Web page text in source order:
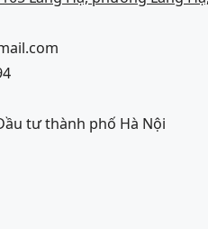
tư thành phố Hà Nội